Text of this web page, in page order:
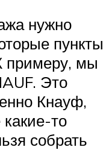
нужно
пункты
примеру, мы
Это
Кнауф,
то
собрать